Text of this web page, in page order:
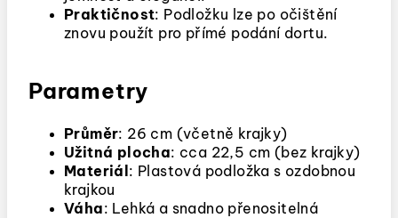
Praktičnost: Podložku lze po očištění
znovu použít pro přímé podání dortu.
Parametry
Průměr: 26 cm (včetně krajky)
Užitná plocha: cca 22,5 cm (bez krajky)
Materiál: Plastová podložka s ozdobnou
krajkou
Váha: Lehká a snadno přenositelná